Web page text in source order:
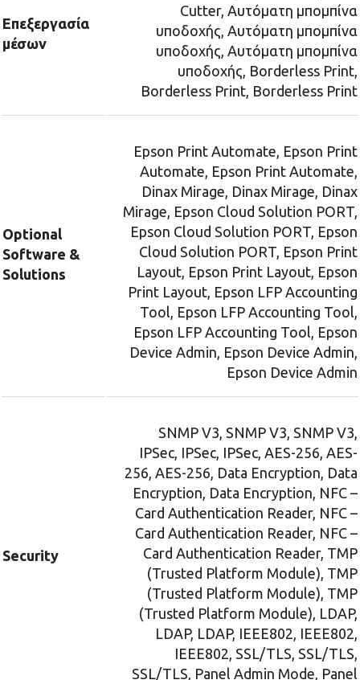
Επεξεργασία
μέσων
Cutter, Αυτόματη μπομπίνα
υποδοχής, Αυτόματη μπομπίνα
υποδοχής, Αυτόματη μπομπίνα
υποδοχής, Borderless Print,
Borderless Print, Borderless Print
Optional
Software &
Solutions
Epson Print Automate, Epson Print
Automate, Epson Print Automate,
Dinax Mirage, Dinax Mirage, Dinax
Mirage, Epson Cloud Solution PORT,
Epson Cloud Solution PORT, Epson
Cloud Solution PORT, Epson Print
Layout, Epson Print Layout, Epson
Print Layout, Epson LFP Accounting
Tool, Epson LFP Accounting Tool,
Epson LFP Accounting Tool, Epson
Device Admin, Epson Device Admin,
Epson Device Admin
Security
SNMP V3, SNMP V3, SNMP V3,
IPSec, IPSec, IPSec, AES-256, AES-
256, AES-256, Data Encryption, Data
Encryption, Data Encryption, NFC –
Card Authentication Reader, NFC –
Card Authentication Reader, NFC –
Card Authentication Reader, TMP
(Trusted Platform Module), TMP
(Trusted Platform Module), TMP
(Trusted Platform Module), LDAP,
LDAP, LDAP, IEEE802, IEEE802,
IEEE802, SSL/TLS, SSL/TLS,
SSL/TLS, Panel Admin Mode, Panel